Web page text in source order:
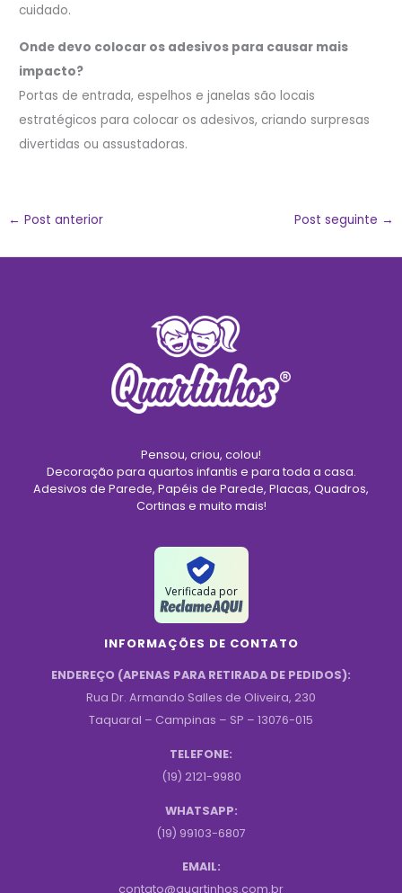
cuidado.
Onde devo colocar os adesivos para causar mais
impacto?
Portas de entrada, espelhos e janelas são locais
estratégicos para colocar os adesivos, criando surpresas
divertidas ou assustadoras.
← Post anterior Post seguinte →
Pensou, criou, colou!
Decoração para quartos infantis e para toda a casa.
Adesivos de Parede, Papéis de Parede, Placas, Quadros,
Cortinas e muito mais!
Verificada por
INFORMAÇÕES DE CONTATO
ENDEREÇO (APENAS PARA RETIRADA DE PEDIDOS):
Rua Dr. Armando Salles de Oliveira, 230
Taquaral – Campinas – SP – 13076-015
TELEFONE:
(19) 2121-9980
WHATSAPP:
(19) 99103-6807
EMAIL:
contato@quartinhos.com.br